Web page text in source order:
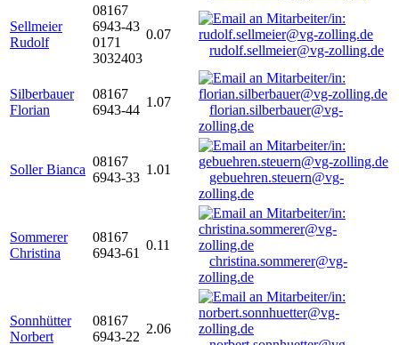
Sellmeier
Rudolf
08167
6943-43
0171
3032403
0.07
rudolf.sellmeier@vg-zolling.de
Silberbauer
Florian
08167
6943-44
1.07
florian.silberbauer@vg-
zolling.de
Soller Bianca
08167
6943-33
1.01
gebuehren.steuern@vg-
zolling.de
Sommerer
Christina
08167
6943-61
0.11
christina.sommerer@vg-
zolling.de
Sonnhütter
Norbert
08167
6943-22
2.06